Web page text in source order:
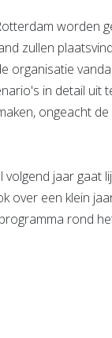
worden
zullen
organisatie
in detail uit
ongeacht
jaar gaat
over een klein
rond